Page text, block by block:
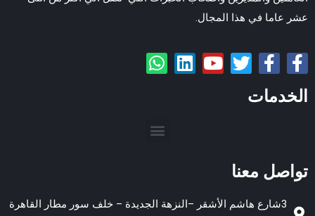
عشر عاما في هذا المجال.
الخدمات
تواصل معنا
3شارع هاشم الأشقر –النزهة الجديدة – خلف سور مطار القاهرة